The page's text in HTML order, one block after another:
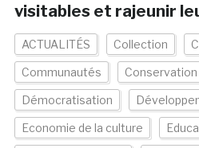
visitables et rajeunir
ACTUALITÉS Collection
Communautés Conservation
Démocratisation
Economie de la culture